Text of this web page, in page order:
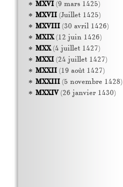
MXVI(9 mars 1425)
MXVII(Juillet 1425)
MXVIII(30 avril 1426)
MXIX(12 juin 1426)
MXX(4 juillet 1427)
MXXI(24 juillet 1427)
MXXII(19 août 1427)
MXXIII(5 novembre 1428)
MXXIV(26 janvier 1430)